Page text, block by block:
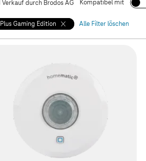
Verkauf durch Brodos AG Kompatibel mit
Gaming Edition Alle Filter löschen